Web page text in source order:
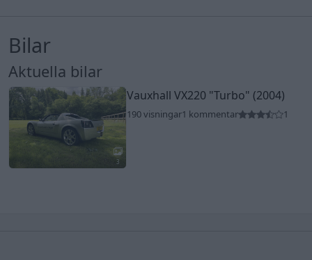
Bilar
Aktuella bilar
3
Vauxhall VX220 "Turbo" (2004)
190 visningar1 kommentar 1